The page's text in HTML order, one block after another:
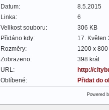
Datum:
8.5.2015
Linka:
6
Velikost souboru:
306 KB
Přidáno kdy:
17. Květen
Rozměry:
1200 x
Zobrazeno:
398 krát
URL:
http://
Oblíbené:
Přidat do
Powered